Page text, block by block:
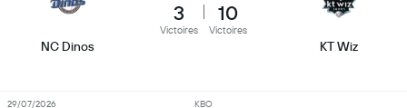
NC Dinos
3
Victoires
10
Victoires
KT Wiz
KBO
29/07/2026